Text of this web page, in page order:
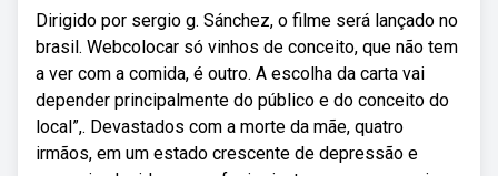
Dirigido por sergio g. Sánchez, o filme será lançado no
brasil. Webcolocar só vinhos de conceito, que não tem
a ver com a comida, é outro. A escolha da carta vai
depender principalmente do público e do conceito do
local”,. Devastados com a morte da mãe, quatro
irmãos, em um estado crescente de depressão e